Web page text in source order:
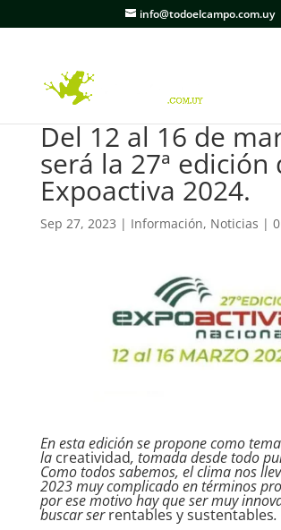
info@todoelcampo.com.uy
Del 12 al 16 de
será la 27ª edición
Expoactiva 2024.
Sep 27, 2023 | Información, Noticias |
En esta edición se propone como
la creatividad, tomada desde todo
Como todos sabemos, el clima nos
2023 muy complicado en términos
por ese motivo hay que ser muy
buscar serrentables y sustentables.